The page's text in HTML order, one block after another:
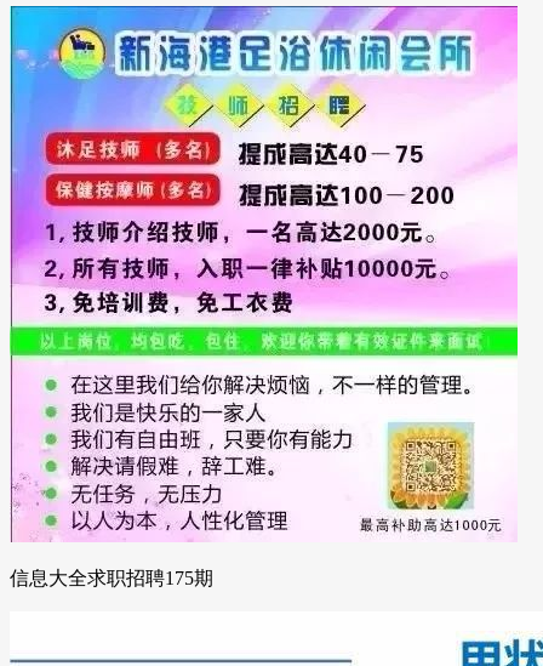
信息大全求职招聘175期